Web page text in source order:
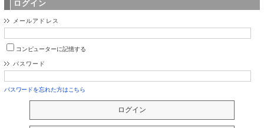
ログイン
メールアドレス
コンピューターに記憶する
パスワード
パスワードを忘れた方はこちら